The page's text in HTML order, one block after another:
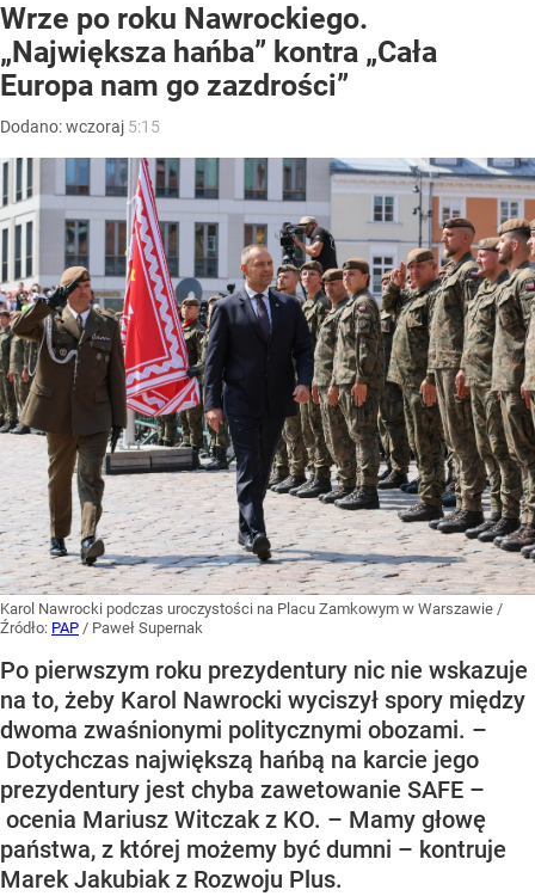
Wrze po roku Nawrockiego.
„Największa hańba” kontra „Cała
Europa nam go zazdrości”
Dodano:wczoraj 5:15
Karol Nawrocki podczas uroczystości na Placu Zamkowym w Warszawie /
Źródło: PAP / Paweł Supernak
Po pierwszym roku prezydentury nic nie wskazuje
na to, żeby Karol Nawrocki wyciszył spory między
dwoma zwaśnionymi politycznymi obozami. –
Dotychczas największą hańbą na karcie jego
prezydentury jest chyba zawetowanie SAFE –
ocenia Mariusz Witczak z KO. – Mamy głowę
państwa, z której możemy być dumni – kontruje
Marek Jakubiak z Rozwoju Plus.